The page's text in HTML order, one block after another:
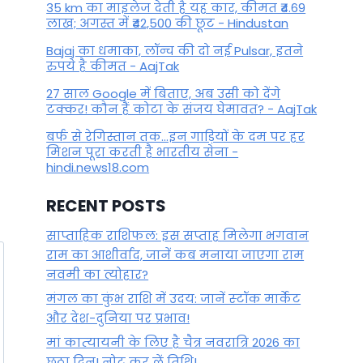
35 km का माइलेज देती है यह कार, कीमत ₹4.69
लाख; अगस्त में ₹42,500 की छूट - Hindustan
Bajaj का धमाका, लॉन्च की दो नई Pulsar, इतने
रुपये है कीमत - AajTak
27 साल Google में बिताए, अब उसी को देंगे
टक्कर! कौन हैं कोटा के संजय घेमावत? - AajTak
बर्फ से रेगिस्तान तक...इन गाड़ियों के दम पर हर
मिशन पूरा करती है भारतीय सेना -
hindi.news18.com
RECENT POSTS
साप्ताहिक राशिफल: इस सप्ताह मिलेगा भगवान
राम का आशीर्वाद, जानें कब मनाया जाएगा राम
नवमी का त्योहार?
मंगल का कुंभ राशि में उदय: जानें स्‍टॉक मार्केट
और देश-दुनिया पर प्रभाव!
मां कात्‍यायनी के लिए है चैत्र नवरात्रि 2026 का